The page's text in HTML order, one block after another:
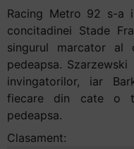
Racing Metro 92 s-a
concitadinei Stade
singurul marcator al
pedeapsa.
invingatorilor, iar
fiecare din cate o
pedeapsa.
Clasament: